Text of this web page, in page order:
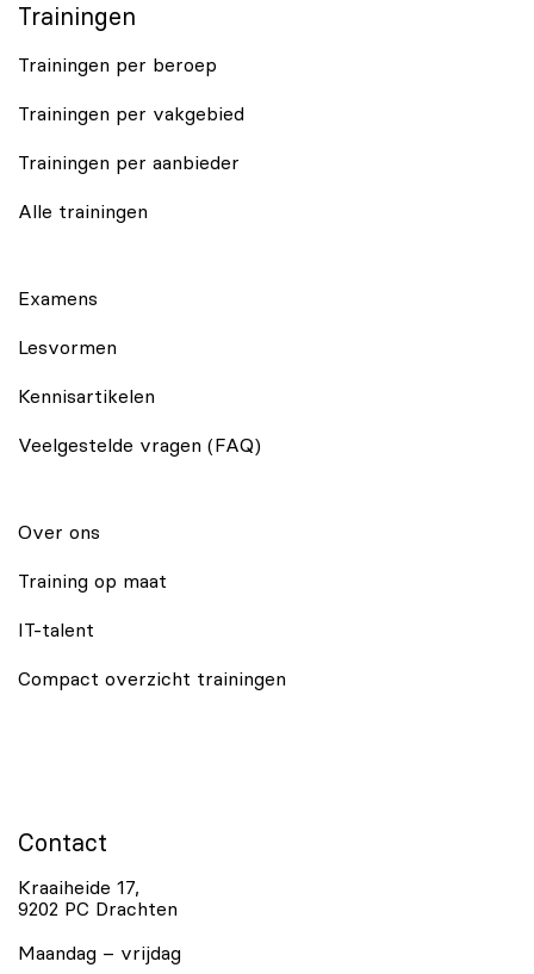
Trainingen
Trainingen per beroep
Trainingen per vakgebied
Trainingen per aanbieder
Alle trainingen
Examens
Lesvormen
Kennisartikelen
Veelgestelde vragen (FAQ)
Over ons
Training op maat
IT-talent
Compact overzicht trainingen
Contact
Kraaiheide 17,
9202 PC Drachten
Maandag – vrijdag